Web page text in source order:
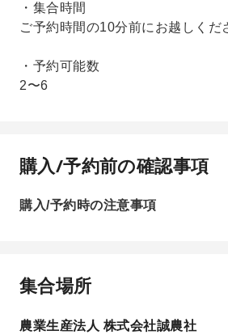
・集合時間
ご予約時間の10分前にお越しくだ
・予約可能数
2〜6
購入/予約前の確認事項
購入/予約時の注意事項
集合場所
農業生産法人 株式会社誠農社